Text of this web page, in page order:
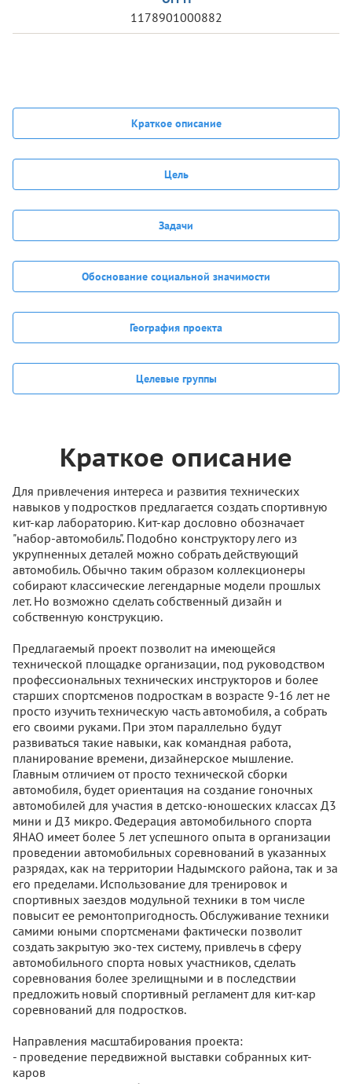
1178901000882
Краткое описание
Цель
Задачи
Обоснование социальной значимости
География проекта
Целевые группы
Краткое описание
Для привлечения интереса и развития технических
навыков у подростков предлагается создать спортивную
кит-кар лабораторию. Кит-кар дословно обозначает
"набор-автомобиль". Подобно конструктору лего из
укрупненных деталей можно собрать действующий
автомобиль. Обычно таким образом коллекционеры
собирают классические легендарные модели прошлых
лет. Но возможно сделать собственный дизайн и
собственную конструкцию.
Предлагаемый проект позволит на имеющейся
технической площадке организации, под руководством
профессиональных технических инструкторов и более
старших спортсменов подросткам в возрасте 9-16 лет не
просто изучить техническую часть автомобиля, а собрать
его своими руками. При этом параллельно будут
развиваться такие навыки, как командная работа,
планирование времени, дизайнерское мышление.
Главным отличием от просто технической сборки
автомобиля, будет ориентация на создание гоночных
автомобилей для участия в детско-юношеских классах Д3
мини и Д3 микро. Федерация автомобильного спорта
ЯНАО имеет более 5 лет успешного опыта в организации
проведении автомобильных соревнований в указанных
разрядах, как на территории Надымского района, так и за
его пределами. Использование для тренировок и
спортивных заездов модульной техники в том числе
повысит ее ремонтопригодность. Обслуживание техники
самими юными спортсменами фактически позволит
создать закрытую эко-тех систему, привлечь в сферу
автомобильного спорта новых участников, сделать
соревнования более зрелищными и в последствии
предложить новый спортивный регламент для кит-кар
соревнований для подростков.
Направления масштабирования проекта:
- проведение передвижной выставки собранных кит-
каров